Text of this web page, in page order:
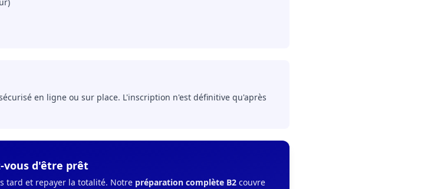
en ligne ou sur place. L'inscription n'est définitive qu'après
vous d'être prêt
tard et repayer la totalité. Notre préparation complète B2 couvre